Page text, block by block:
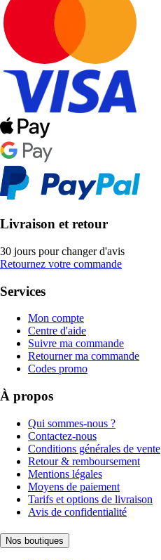
Livraison et retour
30 jours pour changer d'avis
Retournez votre commande
Services
Mon compte
Centre d'aide
Suivre ma commande
Retourner ma commande
Codes promo
À propos
Qui sommes-nous ?
Contactez-nous
Conditions générales de vente
Retour & remboursement
Mentions légales
Moyens de paiement
Tarifs et options de livraison
Avis de confidentialité
Nos boutiques